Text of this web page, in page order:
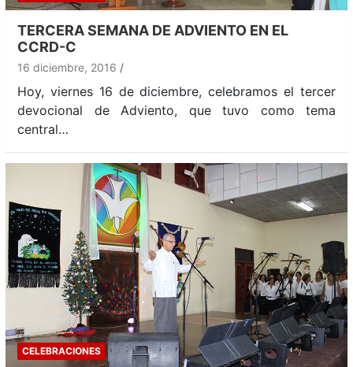
TERCERA SEMANA DE ADVIENTO EN EL
CCRD-C
16 diciembre, 2016
Hoy, viernes 16 de diciembre, celebramos el tercer
devocional de Adviento, que tuvo como tema
central…
CELEBRACIONES